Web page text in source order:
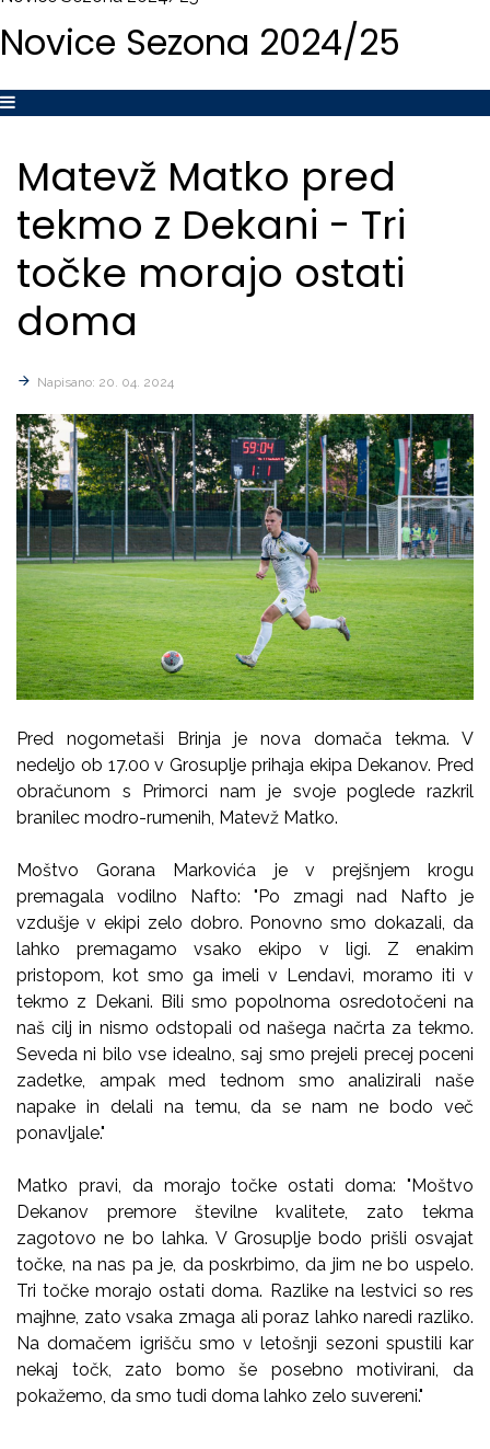
Novice Sezona 2024/25
Matevž Matko pred
tekmo z Dekani - Tri
točke morajo ostati
doma
Napisano: 20. 04. 2024
Pred nogometaši Brinja je nova domača tekma. V
nedeljo ob 17.00 v Grosuplje prihaja ekipa Dekanov. Pred
obračunom s Primorci nam je svoje poglede razkril
branilec modro-rumenih, Matevž Matko.
Moštvo Gorana Markovića je v prejšnjem krogu
premagala vodilno Nafto: "Po zmagi nad Nafto je
vzdušje v ekipi zelo dobro. Ponovno smo dokazali, da
lahko premagamo vsako ekipo v ligi. Z enakim
pristopom, kot smo ga imeli v Lendavi, moramo iti v
tekmo z Dekani. Bili smo popolnoma osredotočeni na
naš cilj in nismo odstopali od našega načrta za tekmo.
Seveda ni bilo vse idealno, saj smo prejeli precej poceni
zadetke, ampak med tednom smo analizirali naše
napake in delali na temu, da se nam ne bodo več
ponavljale."
Matko pravi, da morajo točke ostati doma: "Moštvo
Dekanov premore številne kvalitete, zato tekma
zagotovo ne bo lahka. V Grosuplje bodo prišli osvajat
točke, na nas pa je, da poskrbimo, da jim ne bo uspelo.
Tri točke morajo ostati doma. Razlike na lestvici so res
majhne, zato vsaka zmaga ali poraz lahko naredi razliko.
Na domačem igrišču smo v letošnji sezoni spustili kar
nekaj točk, zato bomo še posebno motivirani, da
pokažemo, da smo tudi doma lahko zelo suvereni."